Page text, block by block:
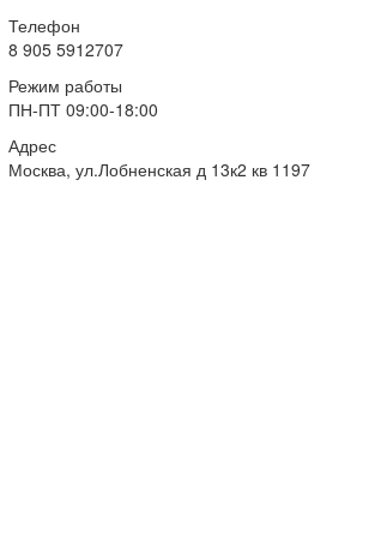
Телефон
8 905 5912707
Режим работы
ПН-ПТ 09:00-18:00
Адрес
Москва, ул.Лобненская д 13к2 кв 1197